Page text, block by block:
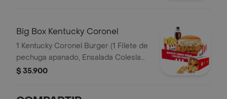
de Salsa 100g
Big Box Kentucky Coronel
1 Kentucky Coronel Burger (1 Filete de
pechuga apanado, Ensalada Coleslaw,
BBQ y mantequilla) + 1 Pop Corn
$ 35.900